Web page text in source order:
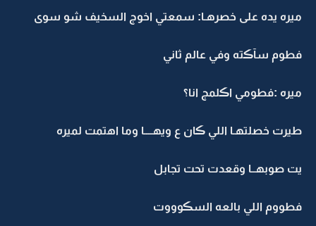
ميره يده على خصرهـا: سمعتي اخوج السخيف شو سوى
فطوم سآڪته وفي عالم ثاني
ميره :فطومي اڪلمج انا؟
طيرت خصلتهـا اللي ڪان ع ويهــــا وما اهتمت لميره
يت صوبهــا وقعدت تحت تجابل
فطووم اللي بالعه السڪوووت